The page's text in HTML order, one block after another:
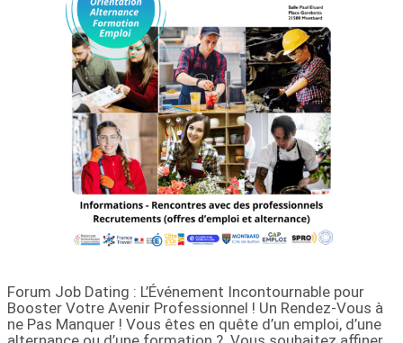
Forum Job Dating : L’Événement Incontournable pour
Booster Votre Avenir Professionnel ! Un Rendez-Vous à
ne Pas Manquer ! Vous êtes en quête d’un emploi, d’une